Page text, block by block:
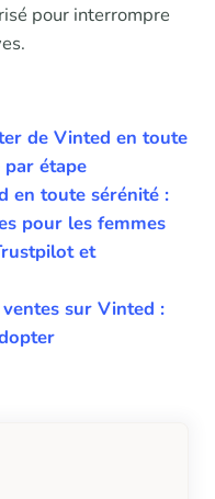
pour interrompre
de Vinted en toute
étape
en toute sérénité :
pour les femmes
et
sur Vinted :